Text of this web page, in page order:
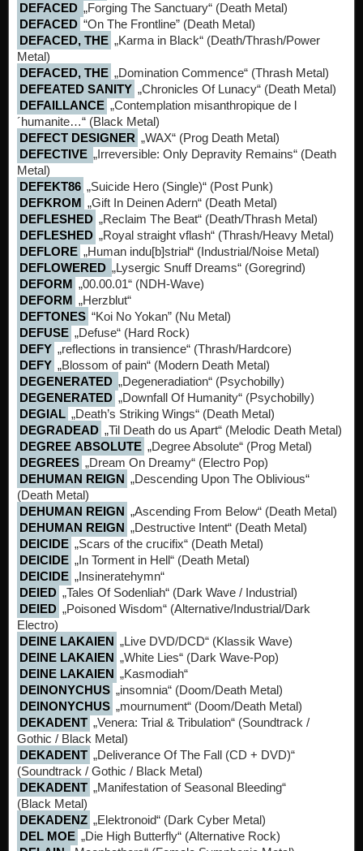
DEFACED „Forging The Sanctuary“ (Death Metal)
DEFACED “On The Frontline” (Death Metal)
DEFACED, THE „Karma in Black“ (Death/Thrash/Power
Metal)
DEFACED, THE „Domination Commence“ (Thrash Metal)
DEFEATED SANITY „Chronicles Of Lunacy“ (Death Metal)
DEFAILLANCE „Contemplation misanthropique de l
´humanite…“ (Black Metal)
DEFECT DESIGNER „WAX“ (Prog Death Metal)
DEFECTIVE „Irreversible: Only Depravity Remains“ (Death
Metal)
DEFEKT86 „Suicide Hero (Single)“ (Post Punk)
DEFKROM „Gift In Deinen Adern“ (Death Metal)
DEFLESHED „Reclaim The Beat“ (Death/Thrash Metal)
DEFLESHED „Royal straight vflash“ (Thrash/Heavy Metal)
DEFLORE „Human indu[b]strial“ (Industrial/Noise Metal)
DEFLOWERED „Lysergic Snuff Dreams“ (Goregrind)
DEFORM „00.00.01“ (NDH-Wave)
DEFORM „Herzblut“
DEFTONES “Koi No Yokan” (Nu Metal)
DEFUSE „Defuse“ (Hard Rock)
DEFY „reflections in transience“ (Thrash/Hardcore)
DEFY „Blossom of pain“ (Modern Death Metal)
DEGENERATED „Degeneradiation“ (Psychobilly)
DEGENERATED „Downfall Of Humanity“ (Psychobilly)
DEGIAL „Death’s Striking Wings“ (Death Metal)
DEGRADEAD „Til Death do us Apart“ (Melodic Death Metal)
DEGREE ABSOLUTE „Degree Absolute“ (Prog Metal)
DEGREES „Dream On Dreamy“ (Electro Pop)
DEHUMAN REIGN „Descending Upon The Oblivious“
(Death Metal)
DEHUMAN REIGN „Ascending From Below“ (Death Metal)
DEHUMAN REIGN „Destructive Intent“ (Death Metal)
DEICIDE „Scars of the crucifix“ (Death Metal)
DEICIDE „In Torment in Hell“ (Death Metal)
DEICIDE „Insineratehymn“
DEIED „Tales Of Sodenliah“ (Dark Wave / Industrial)
DEIED „Poisoned Wisdom“ (Alternative/Industrial/Dark
Electro)
DEINE LAKAIEN „Live DVD/DCD“ (Klassik Wave)
DEINE LAKAIEN „White Lies“ (Dark Wave-Pop)
DEINE LAKAIEN „Kasmodiah“
DEINONYCHUS „insomnia“ (Doom/Death Metal)
DEINONYCHUS „mournument“ (Doom/Death Metal)
DEKADENT „Venera: Trial & Tribulation“ (Soundtrack /
Gothic / Black Metal)
DEKADENT „Deliverance Of The Fall (CD + DVD)“
(Soundtrack / Gothic / Black Metal)
DEKADENT „Manifestation of Seasonal Bleeding“
(Black Metal)
DEKADENZ „Elektronoid“ (Dark Cyber Metal)
DEL MOE „Die High Butterfly“ (Alternative Rock)